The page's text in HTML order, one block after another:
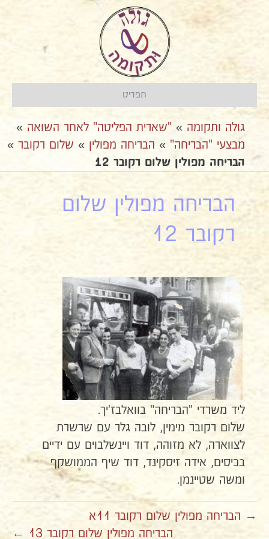
תפריט
גולה ותקומה » "שארית הפליטה" לאחר השואה »
מבצעי "הבריחה" » אהבריחה מפולין » שלום רקובר »
הבריחה מפולין שלום רקובר 12
הבריחה מפולין שלום
רקובר 12
ליד משרדי "הבריחה" בוואלבז'יך.
שלום רקובר מימין, לובה גלר עם שרשרת
לצווארה, לא מזוהה, דוד ויינשלבוים עם ידיים
בכיסים, אידה זיסקינד, דוד שיף הממושקף
ומשה שטיינמן.
→ הבריחה מפולין שלום רקובר 11א
הבריחה מפולין שלום רקובר 13 ←